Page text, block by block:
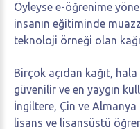
Öyleyse e-öğrenime
insanın eğitiminde
teknoloji örneği olan
Birçok açıdan kağıt,
güvenilir ve en yaygın
İngiltere, Çin ve
lisans ve lisansüstü